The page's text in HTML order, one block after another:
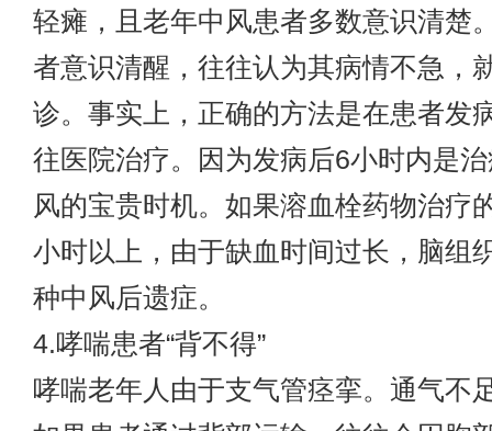
轻瘫，且老年中风患者多数意识清楚
者意识清醒，往往认为其病情不急，
诊。事实上，正确的方法是在患者发
往医院治疗。因为发病后6小时内是
风的宝贵时机。如果溶血栓药物治疗
小时以上，由于缺血时间过长，脑组
种中风后遗症。
4.哮喘患者“背不得”
哮喘老年人由于支气管痉挛。通气不